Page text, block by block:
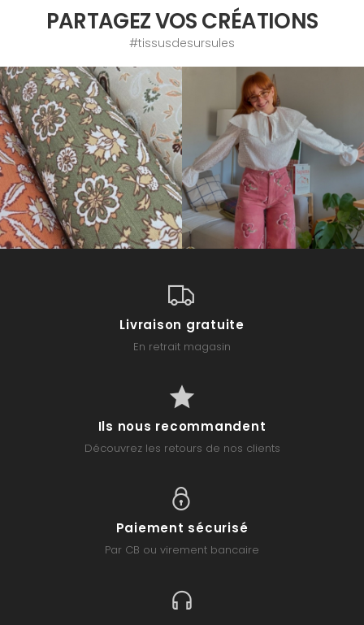
PARTAGEZ VOS CRÉATIONS
#tissusdesursules
Livraison gratuite
En retrait magasin
Ils nous recommandent
Découvrez les retours de nos clients
Paiement sécurisé
Par CB ou virement bancaire